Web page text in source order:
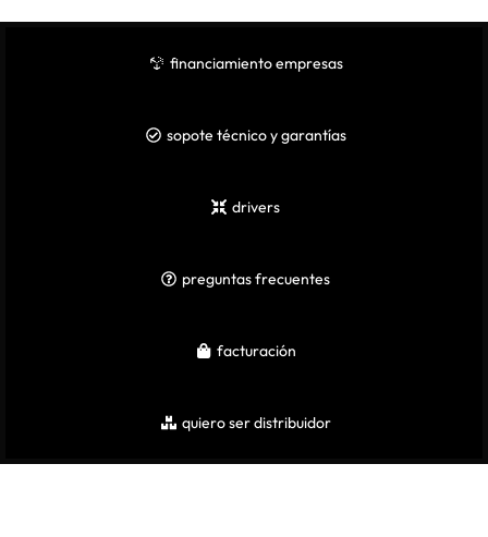
financiamiento empresas
sopote técnico y garantías
drivers
preguntas frecuentes
facturación
quiero ser distribuidor